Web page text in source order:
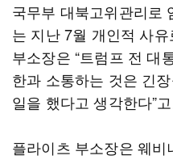
국무부 대북고위관리로
는 지난 7월 개인적 사
부소장은 “트럼프 전 대
한과 소통하는 것은 긴
일을 했다고 생각한다”
플라이츠 부소장은 웨